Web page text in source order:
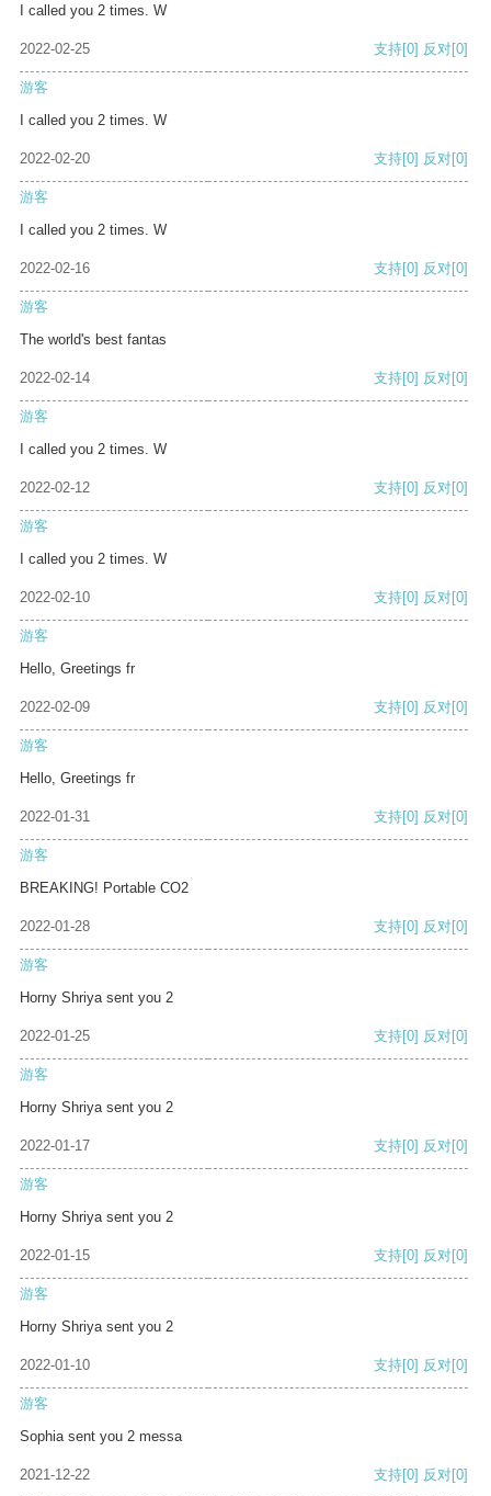
I called you 2 times. W
2022-02-25 支持[0] 反对[0]
游客
I called you 2 times. W
2022-02-20 支持[0] 反对[0]
游客
I called you 2 times. W
2022-02-16 支持[0] 反对[0]
游客
The world's best fantas
2022-02-14 支持[0] 反对[0]
游客
I called you 2 times. W
2022-02-12 支持[0] 反对[0]
游客
I called you 2 times. W
2022-02-10 支持[0] 反对[0]
游客
Hello, Greetings fr
2022-02-09 支持[0] 反对[0]
游客
Hello, Greetings fr
2022-01-31 支持[0] 反对[0]
游客
BREAKING! Portable CO2
2022-01-28 支持[0] 反对[0]
游客
Horny Shriya sent you 2
2022-01-25 支持[0] 反对[0]
游客
Horny Shriya sent you 2
2022-01-17 支持[0] 反对[0]
游客
Horny Shriya sent you 2
2022-01-15 支持[0] 反对[0]
游客
Horny Shriya sent you 2
2022-01-10 支持[0] 反对[0]
游客
Sophia sent you 2 messa
2021-12-22 支持[0] 反对[0]